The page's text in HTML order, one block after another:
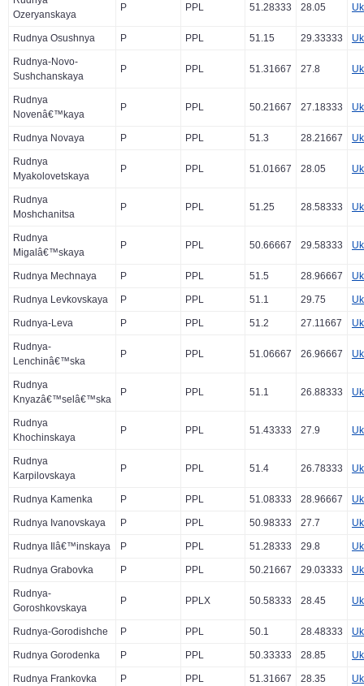
Ozeryanskaya
P PPL 51.28333 28.05
Rudnya Osushnya P PPL 51.15 29.33333
Rudnya-Novo-
Sushchanskaya
P PPL 51.31667 27.8
Rudnya
Novenâ€™kaya
P PPL 50.21667 27.18333
Rudnya Novaya P PPL 51.3 28.21667
Rudnya
Myakolovetskaya
P PPL 51.01667 28.05
Rudnya
Moshchanitsa
P PPL 51.25 28.58333
Rudnya
Migalâ€™skaya
P PPL 50.66667 29.58333
Rudnya Mechnaya P PPL 51.5 28.96667
Rudnya Levkovskaya P PPL 51.1 29.75
Rudnya-Leva P PPL 51.2 27.11667
Rudnya-
Lenchinâ€™ska
P PPL 51.06667 26.96667
Rudnya
Knyazâ€™selâ€™ska
P PPL 51.1 26.88333
Rudnya
Khochinskaya
P PPL 51.43333 27.9
Rudnya
Karpilovskaya
P PPL 51.4 26.78333
Rudnya Kamenka P PPL 51.08333 28.96667
Rudnya Ivanovskaya P PPL 50.98333 27.7
Rudnya Ilâ€™inskaya P PPL 51.28333 29.8
Rudnya Grabovka P PPL 50.21667 29.03333
Rudnya-
Goroshkovskaya
P PPLX 50.58333 28.45
Rudnya-Gorodishche P PPL 50.1 28.48333
Rudnya Gorodenka P PPL 50.33333 28.85
Rudnya Frankovka P PPL 51.31667 28.35